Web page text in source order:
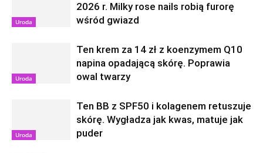
Uroda
2026 r. Milky rose nails robią furorę
wśród gwiazd
Uroda
Ten krem za 14 zł z koenzymem Q10
napina opadającą skórę. Poprawia
owal twarzy
Uroda
Ten BB z SPF50 i kolagenem retuszuje
skórę. Wygładza jak kwas, matuje jak
puder